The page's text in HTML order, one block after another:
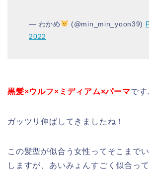
— わかめ (@min_min_yoon39)
2022
黒髪×ウルフ×ミディアム×パーマです
ガッツリ伸ばしてきましたね！
この髪型が似合う女性ってそこまで
しますが、あいみょんすごく似合って